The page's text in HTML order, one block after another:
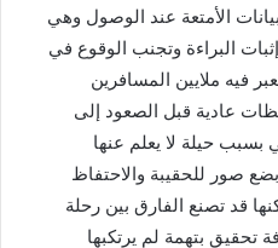
الأمتعة عند الوصول وهي
البراءة وتجنب الوقوع في
فيه ملايين المسافرين
عادية قبل الصعود إلى
بسبب حيلة لا يعلم عنها
صور للحقيبة والاحتفاظ
قد تصنع الفارق بين رحلة
تحقيق بتهمة لم يرتكبها